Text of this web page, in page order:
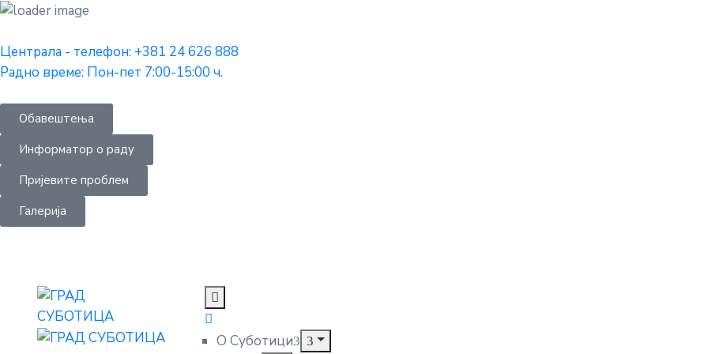
Централа - телефон: +381 24 626 888
Радно време: Пон-пет 7:00-15:00 ч.
Обавештења
Информатор о раду
Пријевите проблем
Галерија
О Суботици